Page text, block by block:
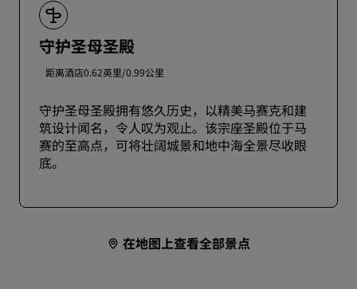
守护圣母圣殿
距离酒店0.62英里/0.99公里
守护圣母圣殿拥有悠久历史，以精美马赛克和建
筑设计闻名，令人叹为观止。该宗座圣殿位于马
赛的至高点，可将壮阔城景和地中海全景尽收眼
底。
在地图上查看全部景点